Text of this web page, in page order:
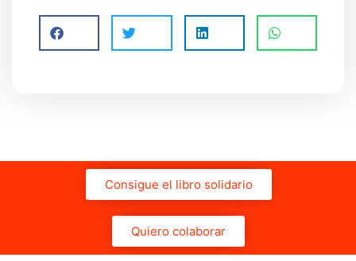
Consigue el libro solidario
Quiero colaborar